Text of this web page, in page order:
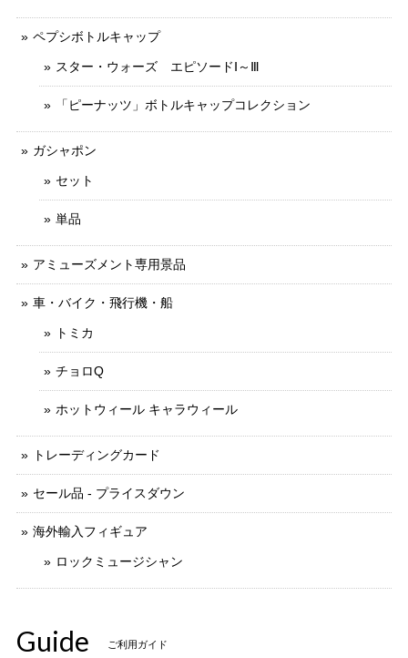
ペプシボトルキャップ
スター・ウォーズ エピソードⅠ～Ⅲ
「ピーナッツ」ボトルキャップコレクション
ガシャポン
セット
単品
アミューズメント専用景品
車・バイク・飛行機・船
トミカ
チョロQ
ホットウィール キャラウィール
トレーディングカード
セール品 - プライスダウン
海外輸入フィギュア
ロックミュージシャン
Guide ご利用ガイド